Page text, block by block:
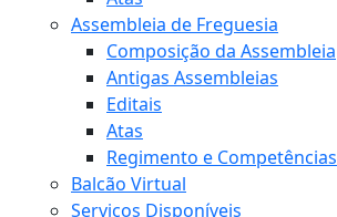
Assembleia de Freguesia
Composição da Assembleia
Antigas Assembleias
Editais
Atas
Regimento e Competências
Balcão Virtual
Serviços Disponíveis